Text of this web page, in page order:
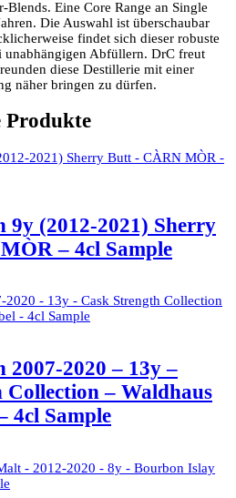
Eine Core Range an Single
Die Auswahl ist überschaubar
findet sich dieser robuste
Abfüllern. DrC freut
diese Destillerie mit einer
näher bringen zu dürfen.
Produkte
9y (2012-2021) Sherry
– 4cl Sample
2007-2020 – 13y –
Collection – Waldhaus
4cl Sample